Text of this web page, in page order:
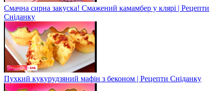
Смачна сирна закуска! Смажений камамбер у клярі | Рецепти
Сніданку
Пухкий кукурудзяний мафін з беконом | Рецепти Сніданку